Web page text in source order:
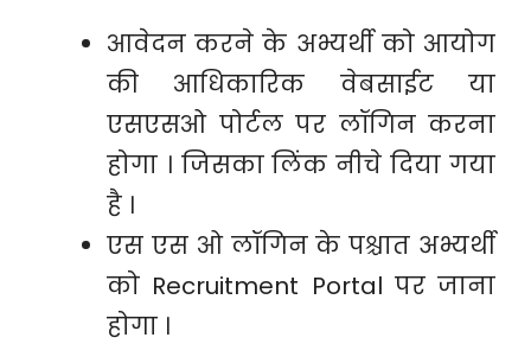
आवेदन करने के अभ्यर्थी को आयोग
की आधिकारिक वेबसाईट या
एसएसओ पोर्टल पर लॉगिन करना
होगा । जिसका लिंक नीचे दिया गया
है ।
एस एस ओ लॉगिन के पश्चात अभ्यर्थी
को Recruitment Portal पर जाना
होगा ।